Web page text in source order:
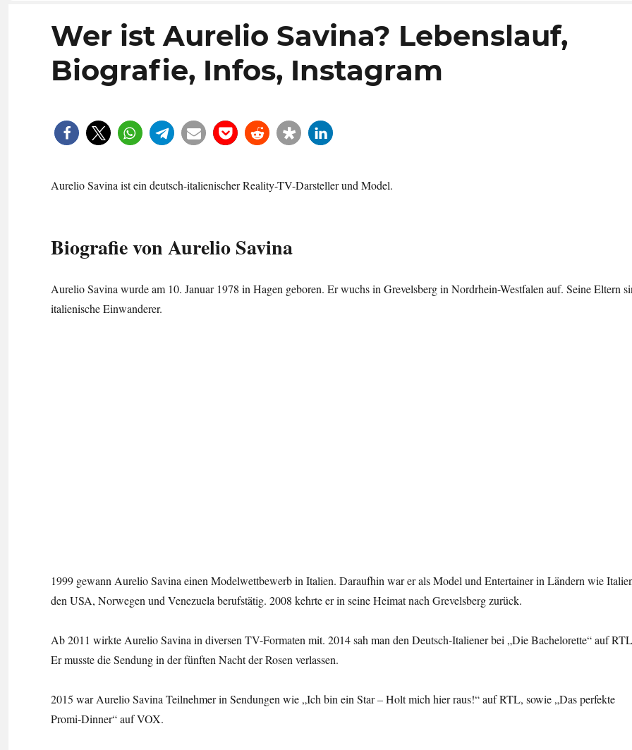
Wer ist Aurelio Savina? Lebenslauf,
Biografie, Infos, Instagram
Aurelio Savina ist ein deutsch-italienischer Reality-TV-Darsteller und Model.
Biografie von Aurelio Savina
Aurelio Savina wurde am 10. Januar 1978 in Hagen geboren. Er wuchs in Grevelsberg in Nordrhein-Westfalen auf. Seine Eltern
italienische Einwanderer.
1999 gewann Aurelio Savina einen Modelwettbewerb in Italien. Daraufhin war er als Model und Entertainer in Ländern wie
den USA, Norwegen und Venezuela berufstätig. 2008 kehrte er in seine Heimat nach Grevelsberg zurück.
Ab 2011 wirkte Aurelio Savina in diversen TV-Formaten mit. 2014 sah man den Deutsch-Italiener bei „Die Bachelorette“ auf
Er musste die Sendung in der fünften Nacht der Rosen verlassen.
2015 war Aurelio Savina Teilnehmer in Sendungen wie „Ich bin ein Star – Holt mich hier raus!“ auf RTL, sowie „Das perfekte
Promi-Dinner“ auf VOX.